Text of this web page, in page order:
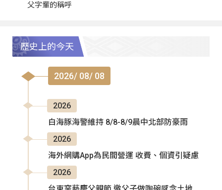
父字輩的稱呼
歷史上的今天
2026/ 08/ 08
2026
白海豚海警維持 8/8-8/9晨中北部防豪雨
2026
海外網購App為民間營運 收費、個資引疑慮
2026